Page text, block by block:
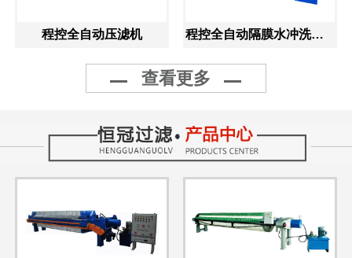
程控全自动压滤机 程控全自动隔膜水冲洗压滤机
查看更多